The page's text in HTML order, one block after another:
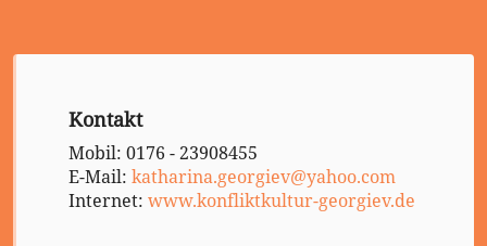
Kontakt
Mobil: 0176 - 23908455
E-Mail: katharina.georgiev@yahoo.com
Internet: www.konfliktkultur-georgiev.de